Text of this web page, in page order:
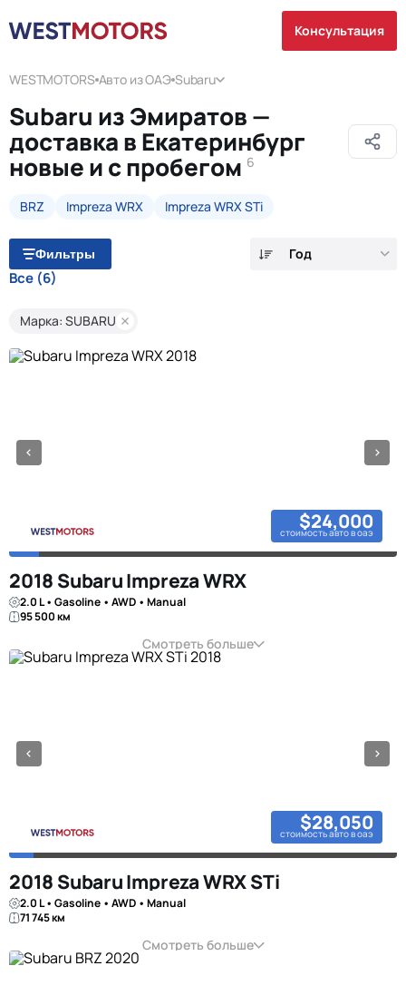
Консультация
WESTMOTORS Авто из ОАЭ Subaru
Subaru из Эмиратов —
доставка в Екатеринбург
новые и с пробегом 6
BRZ Impreza WRX Impreza WRX STi
Фильтры Год
Все (6)
Марка: SUBARU
$24,000
стоимость авто в оаэ
2018 Subaru Impreza WRX
2.0 L • Gasoline • AWD • Manual
95 500 км
Смотреть больше
$28,050
стоимость авто в оаэ
2018 Subaru Impreza WRX STi
2.0 L • Gasoline • AWD • Manual
71 745 км
Смотреть больше